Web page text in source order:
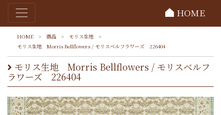
HOME
HOME > 商品 > モリス生地
>
モリス生地 Morris Bellflowers / モリスベルフラワーズ 226404
モリス生地 Morris Bellflowers / モリスベルフ
ラワーズ 226404